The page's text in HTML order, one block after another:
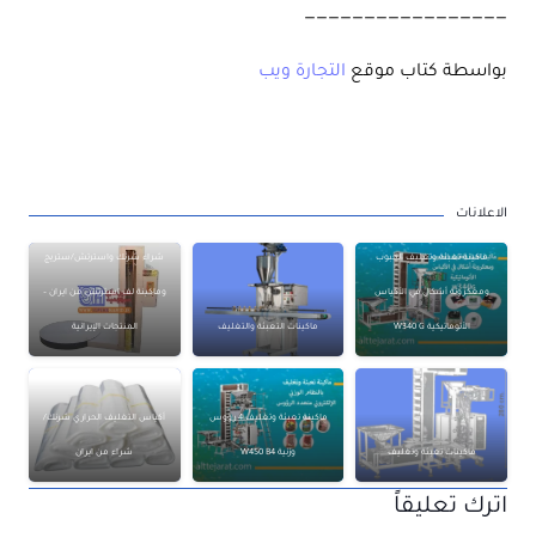
—————————————————
بواسطة كتاب موقع التجارة ويب
الاعلانات
ماكينة تعبئة وتغليف الحبوب
ومعكرونة أشكال في الأكياس
الأتوماتيكية W340 G ماكينات التعبئة والتغليف
شراء شرنك واسترتش/ستريج
وماكينة لف استرتش من ايران –
المنتجات الإيرانية
ماكينات تعبئة وتغليف
ماكينة تعبئة وتغليف 4 رؤوس
وزنية W450 B4
أكياس التغليف الحراري شرنك/
شراء من ايران
اترك تعليقاً